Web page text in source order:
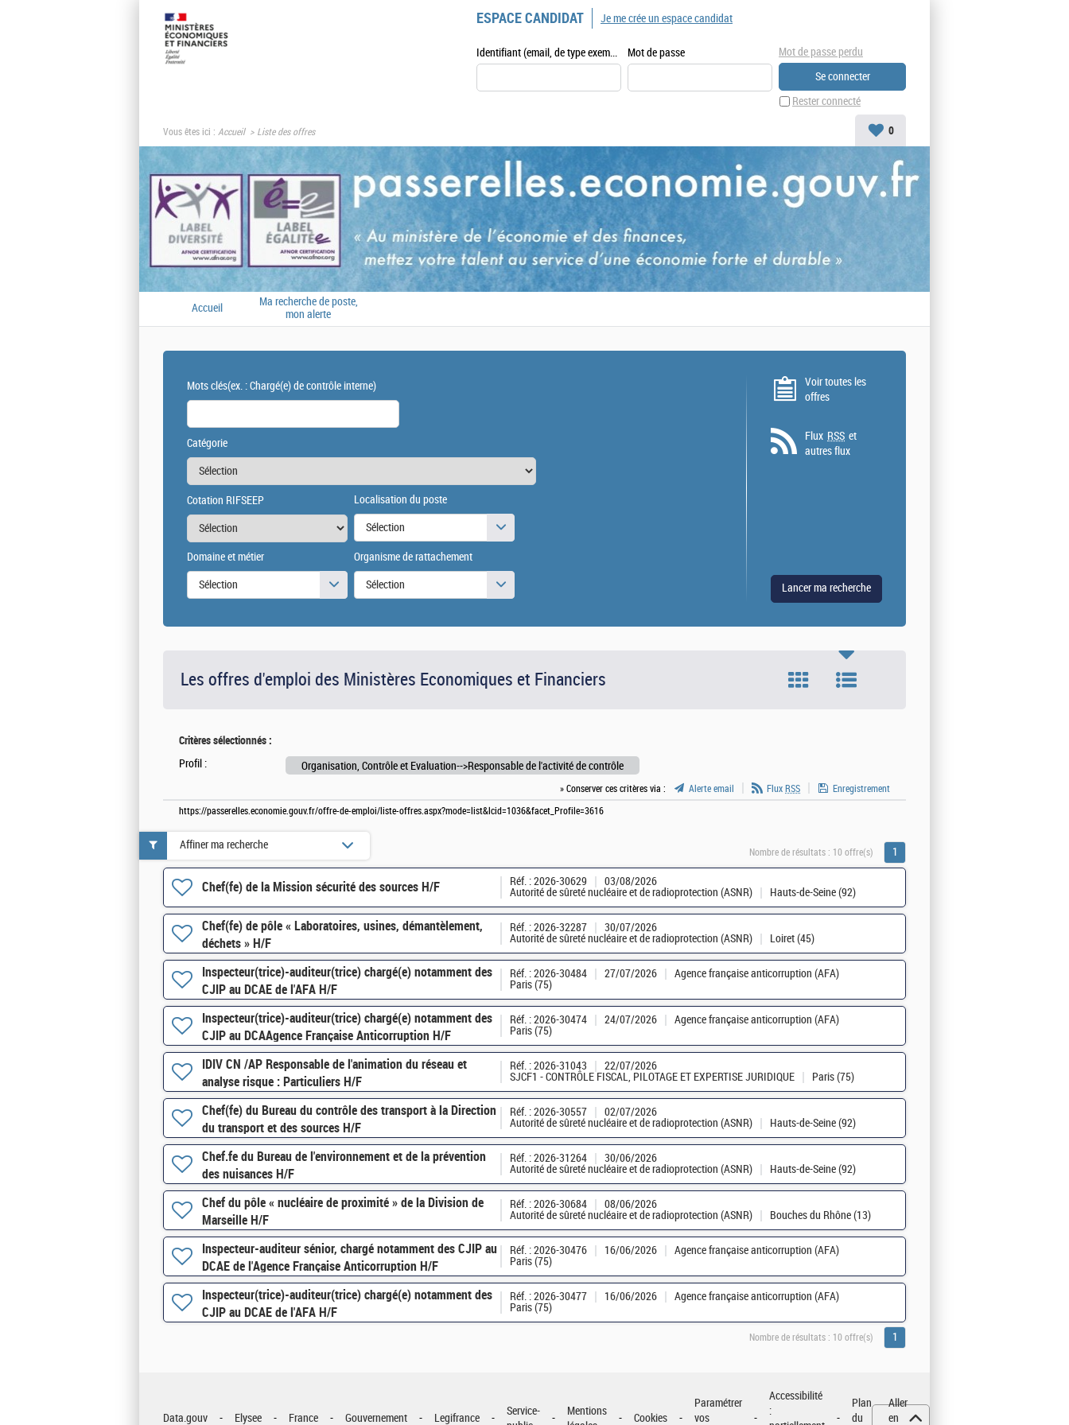
ESPACE CANDIDAT
Identifiant (email, de type exemple@exemple.fr) Mot de passe
Rester connecté
Mot de passe perdu
Je me crée un espace candidat
Vous êtes ici : Accueil Liste des offres 0
Accueil
Ma recherche de poste,
mon alerte
Mots clés(ex. : Chargé(e) de contrôle interne)
Catégorie
Cotation RIFSEEP Localisation du poste
Sélection
Domaine et métier
Sélection
Organisme de rattachement
Sélection
Voir toutes les
offres
Flux RSS et
autres flux
Les offres d'emploi des Ministères Economiques et Financiers
Critères sélectionnés :
Profil : Organisation, Contrôle et Evaluation-->Responsable de l'activité de contrôle
» Conserver ces critères via : Alerte email Flux RSS
Enregistrement
https://passerelles.economie.gouv.fr/offre-de-emploi/liste-offres.aspx?mode=list&lcid=1036&facet_Profile=3616
Nombre de résultats : 10 offre(s) 1
Chef(fe) de la Mission sécurité des sources H/F Réf. : 2026-30629
03/08/2026
Autorité de sûreté nucléaire et de radioprotection (ASNR)
Hauts-de-Seine (92)
Chef(fe) de pôle « Laboratoires, usines, démantèlement,
déchets » H/F
Réf. : 2026-32287
30/07/2026
Autorité de sûreté nucléaire et de radioprotection (ASNR)
Loiret (45)
Inspecteur(trice)-auditeur(trice) chargé(e) notamment des
CJIP au DCAE de l'AFA H/F
Réf. : 2026-30484 27/07/2026
Agence française anticorruption (AFA)
Paris (75)
Inspecteur(trice)-auditeur(trice) chargé(e) notamment des
CJIP au DCAAgence Française Anticorruption H/F
Réf. : 2026-30474 24/07/2026
Agence française anticorruption (AFA)
Paris (75)
IDIV CN /AP Responsable de l'animation du réseau et
analyse risque : Particuliers H/F
Réf. : 2026-31043
22/07/2026
SJCF1 - CONTRÔLE FISCAL, PILOTAGE ET EXPERTISE JURIDIQUE
Paris (75)
Chef(fe) du Bureau du contrôle des transport à la Direction
du transport et des sources H/F
Réf. : 2026-30557
02/07/2026
Autorité de sûreté nucléaire et de radioprotection (ASNR)
Hauts-de-Seine (92)
Chef.fe du Bureau de l'environnement et de la prévention
des nuisances H/F
Réf. : 2026-31264
30/06/2026
Autorité de sûreté nucléaire et de radioprotection (ASNR)
Hauts-de-Seine (92)
Chef du pôle « nucléaire de proximité » de la Division de
Marseille H/F
Réf. : 2026-30684
08/06/2026
Autorité de sûreté nucléaire et de radioprotection (ASNR)
Bouches du Rhône (13)
Inspecteur-auditeur sénior, chargé notamment des CJIP au
DCAE de l'Agence Française Anticorruption H/F
Réf. : 2026-30476 16/06/2026
Agence française anticorruption (AFA)
Paris (75)
Inspecteur(trice)-auditeur(trice) chargé(e) notamment des
CJIP au DCAE de l'AFA H/F
Réf. : 2026-30477 16/06/2026
Agence française anticorruption (AFA)
Paris (75)
Affiner ma recherche
Nombre de résultats : 10 offre(s) 1
Data.gouv Elysee France Gouvernement Legifrance
Service-
Mentions
Cookies
Paramétrer
vos
Accessibilité
:
Plan
du
Aller
en